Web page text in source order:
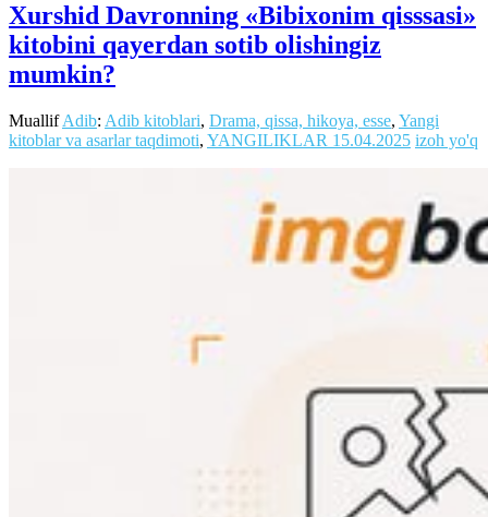
Xurshid Davronning «Bibixonim qisssasi»
kitobini qayerdan sotib olishingiz
mumkin?
MuallifAdib: Adib kitoblari, Drama, qissa, hikoya, esse, Yangi
kitoblar va asarlar taqdimoti, YANGILIKLAR 15.04.2025 izoh yo'q